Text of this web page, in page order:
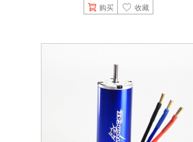
购买 收藏